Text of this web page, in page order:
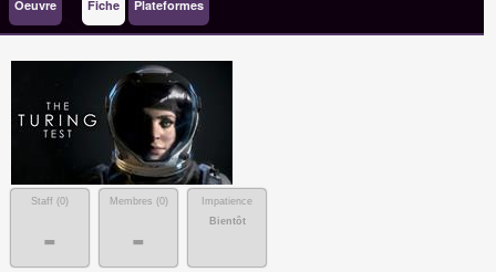
Oeuvre Fiche Plateformes
Staff (0)
-
Membres (0)
-
Impatience
Bientôt